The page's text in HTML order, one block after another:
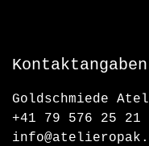
Kontaktangaben
Goldschmiede
+41 79 576 25 21